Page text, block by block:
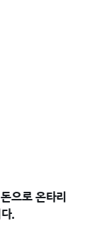
으로 온타리
.